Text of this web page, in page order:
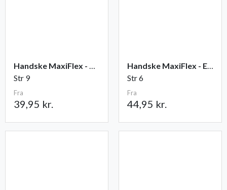
Handske MaxiFlex - Ultimate
Str 9
Fra
39,95 kr.
Handske MaxiFlex - Endurance
Str 6
Fra
44,95 kr.